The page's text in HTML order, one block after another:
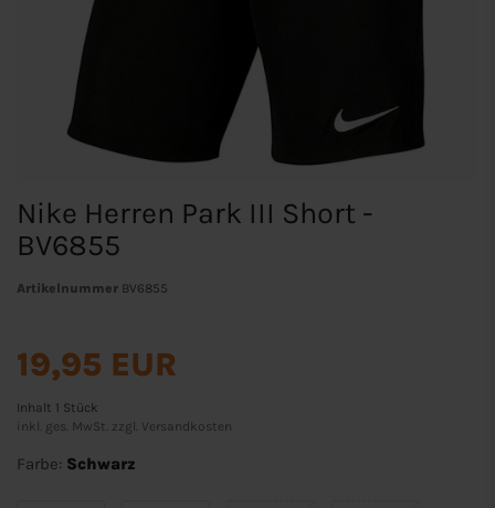
Nike Herren Park III Short -
BV6855
Artikelnummer BV6855
19,95 EUR
Inhalt 1 Stück
inkl. ges. MwSt. zzgl. Versandkosten
Farbe: Schwarz